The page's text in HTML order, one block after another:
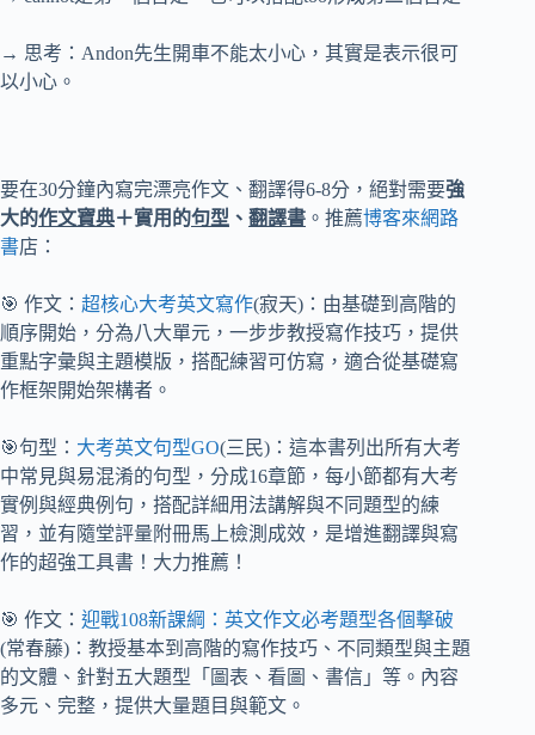
→ 思考：Andon先生開車不能太小心，其實是表示很可
以小心。
要在30分鐘內寫完漂亮作文、翻譯得6-8分，絕對需要強
大的作文寶典＋實用的句型 、 翻譯書 。推薦博客來網路
書店：
🎯 作文： 超核心大考英文寫作(寂天)：由基礎到高階的
順序開始，分為八大單元，一步步教授寫作技巧，提供
重點字彙與主題模版，搭配練習可仿寫，適合從基礎寫
作框架開始架構者。
🎯句型： 大考英文句型GO(三民)：這本書列出所有大考
中常見與易混淆的句型，分成16章節，每小節都有大考
實例與經典例句，搭配詳細用法講解與不同題型的練
習，並有隨堂評量附冊馬上檢測成效，是增進翻譯與寫
作的超強工具書！大力推薦！
🎯 作文： 迎戰108新課綱：英文作文必考題型各個擊破
(常春藤)：教授基本到高階的寫作技巧、不同類型與主題
的文體、針對五大題型「圖表、看圖、書信」等。內容
多元、完整，提供大量題目與範文。